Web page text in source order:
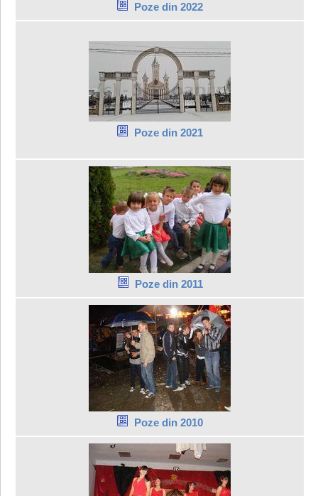
Poze din 2022
Poze din 2021
Poze din 2011
Poze din 2010